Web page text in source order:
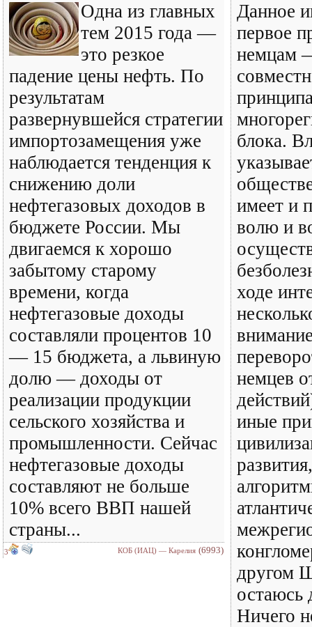
Одна из главных
тем 2015 года —
это резкое
падение цены нефть. По
результатам
развернувшейся стратегии
импортозамещения уже
наблюдается тенденция к
снижению доли
нефтегазовых доходов в
бюджете России. Мы
двигаемся к хорошо
забытому старому
времени, когда
нефтегазовые доходы
составляли процентов 10
— 15 бюджета, а львиную
долю — доходы от
реализации продукции
сельского хозяйства и
промышленности. Сейчас
нефтегазовые доходы
составляют не больше
10% всего ВВП нашей
страны...
3 КОБ (ИАЦ) — Карелия (6993)
Данное
первое
немцам
блока.
имеет и
волю и
ходе
немцев
иные
другом
остаюсь
Ничего